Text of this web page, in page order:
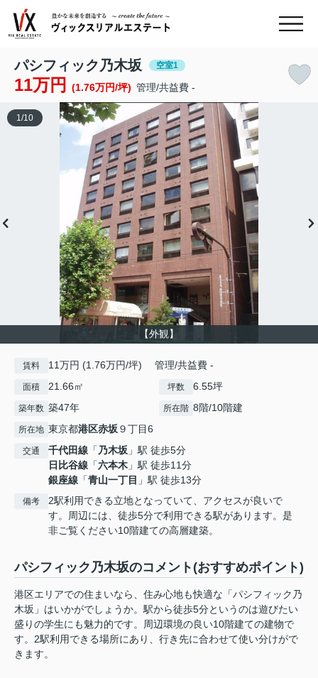
パシフィック乃木坂 空室1
11万円 (1.76万円/坪) 管理/共益費 -
【外観】
1/10
賃料 11万円 (1.76万円/坪) 管理/共益費 -
面積 21.66㎡ 坪数 6.55坪
築年数 築47年 所在階 8階/10階建
所在地 東京都港区赤坂９丁目6
交通 千代田線 「乃木坂 」駅 徒歩5分
日比谷線 「六本木 」駅 徒歩11分
銀座線 「青山一丁目 」駅 徒歩13分
備考
2駅利用できる立地となっていて、アクセスが良いで
す。周辺には、徒歩5分で利用できる駅があります。是
非ご覧ください10階建ての高層建築。
パシフィック乃木坂のコメント(おすすめポイント)
港区エリアでの住まいなら、住み心地も快適な「パシフィック乃
木坂」はいかがでしょうか。駅から徒歩5分というのは遊びたい
盛りの学生にも魅力的です。周辺環境の良い10階建ての建物で
す。2駅利用できる場所にあり、行き先に合わせて使い分けがで
きます。